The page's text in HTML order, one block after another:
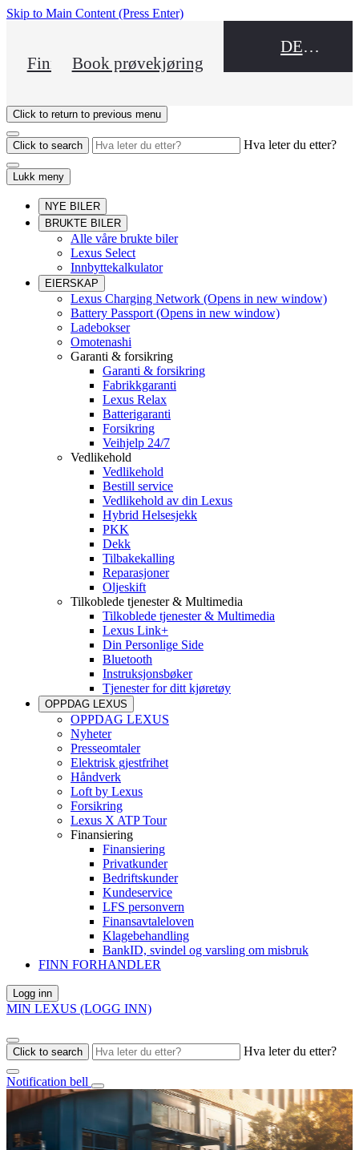
Skip to Main Content (Press Enter)
Finn en forhandler
Book prøvekjøring
DEALER NAME
Click to return to previous menu
Click to search Hva leter du etter?
Lukk meny
NYE BILER
BRUKTE BILER
Alle våre brukte biler
Lexus Select
Innbyttekalkulator
EIERSKAP
Lexus Charging Network (Opens in new window)
Battery Passport (Opens in new window)
Ladebokser
Omotenashi
Garanti & forsikring
Garanti & forsikring
Fabrikkgaranti
Lexus Relax
Batterigaranti
Forsikring
Veihjelp 24/7
Vedlikehold
Vedlikehold
Bestill service
Vedlikehold av din Lexus
Hybrid Helsesjekk
PKK
Dekk
Tilbakekalling
Reparasjoner
Oljeskift
Tilkoblede tjenester & Multimedia
Tilkoblede tjenester & Multimedia
Lexus Link+
Din Personlige Side
Bluetooth
Instruksjonsbøker
Tjenester for ditt kjøretøy
OPPDAG LEXUS
OPPDAG LEXUS
Nyheter
Presseomtaler
Elektrisk gjestfrihet
Håndverk
Loft by Lexus
Forsikring
Lexus X ATP Tour
Finansiering
Finansiering
Privatkunder
Bedriftskunder
Kundeservice
LFS personvern
Finansavtaleloven
Klagebehandling
BankID, svindel og varsling om misbruk
FINN FORHANDLER
Logg inn
MIN LEXUS (LOGG INN)
Click to search Hva leter du etter?
Notification bell